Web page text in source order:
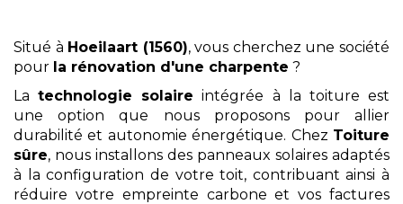
Situé à Hoeilaart (1560), vous cherchez une société
pour la rénovation d'une charpente ?
Latechnologie solaire intégrée à la toiture est
une option que nous proposons pour allier
durabilité et autonomie énergétique. Chez Toiture
sûre, nous installons des panneaux solaires adaptés
à la configuration de votre toit, contribuant ainsi à
réduire votre empreinte carbone et vos factures